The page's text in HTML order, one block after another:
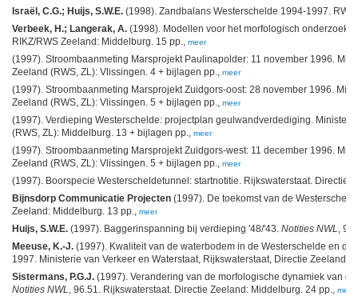
Israël, C.G.; Huijs, S.W.E. (1998). Zandbalans Westerschelde 1994-1997.
Verbeek, H.; Langerak, A. (1998). Modellen voor het morfologisch onderzoek
RIKZ/RWS Zeeland: Middelburg. 15 pp.,
meer
(1997). Stroombaanmeting Marsprojekt Paulinapolder: 11 november 1996.
Zeeland (RWS, ZL): Vlissingen. 4 + bijlagen pp.,
meer
(1997). Stroombaanmeting Marsprojekt Zuidgors-oost: 28 november 1996.
Zeeland (RWS, ZL): Vlissingen. 5 + bijlagen pp.,
meer
(1997). Verdieping Westerschelde: projectplan geulwandverdediging.
(RWS, ZL): Middelburg. 13 + bijlagen pp.,
meer
(1997). Stroombaanmeting Marsprojekt Zuidgors-west: 11 december 1996.
Zeeland (RWS, ZL): Vlissingen. 5 + bijlagen pp.,
meer
(1997). Boorspecie Westerscheldetunnel: startnotitie. Rijkswaterstaat. Directie
Bijnsdorp Communicatie Projecten (1997). De toekomst van de
Zeeland: Middelburg. 13 pp.,
meer
Huijs, S.W.E. (1997). Baggerinspanning bij verdieping '48/'43. Notities NWL
,
Meeuse, K.-J. (1997). Kwaliteit van de waterbodem in de Westerschelde en
1997. Ministerie van Verkeer en Waterstaat, Rijkswaterstaat, Directie Zeeland
Sistermans, P.G.J. (1997). Verandering van de morfologische dynamiek van
Notities NWL
, 96.51. Rijkswaterstaat. Directie Zeeland: Middelburg. 24 pp., meer